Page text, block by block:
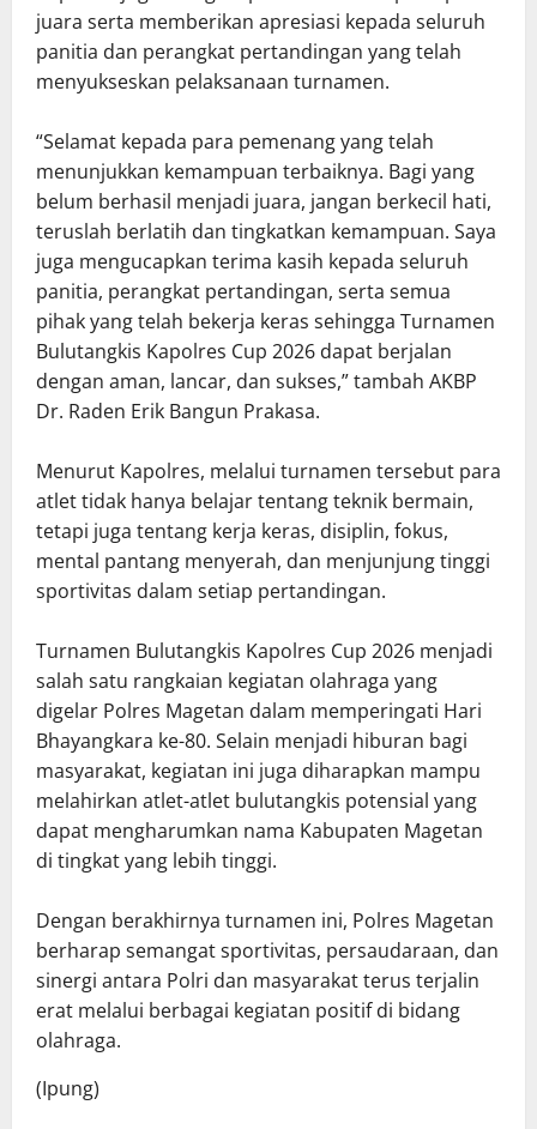
juara serta memberikan apresiasi kepada seluruh
panitia dan perangkat pertandingan yang telah
menyukseskan pelaksanaan turnamen.
“Selamat kepada para pemenang yang telah
menunjukkan kemampuan terbaiknya. Bagi yang
belum berhasil menjadi juara, jangan berkecil hati,
teruslah berlatih dan tingkatkan kemampuan. Saya
juga mengucapkan terima kasih kepada seluruh
panitia, perangkat pertandingan, serta semua
pihak yang telah bekerja keras sehingga Turnamen
Bulutangkis Kapolres Cup 2026 dapat berjalan
dengan aman, lancar, dan sukses,” tambah AKBP
Dr. Raden Erik Bangun Prakasa.
Menurut Kapolres, melalui turnamen tersebut para
atlet tidak hanya belajar tentang teknik bermain,
tetapi juga tentang kerja keras, disiplin, fokus,
mental pantang menyerah, dan menjunjung tinggi
sportivitas dalam setiap pertandingan.
Turnamen Bulutangkis Kapolres Cup 2026 menjadi
salah satu rangkaian kegiatan olahraga yang
digelar Polres Magetan dalam memperingati Hari
Bhayangkara ke-80. Selain menjadi hiburan bagi
masyarakat, kegiatan ini juga diharapkan mampu
melahirkan atlet-atlet bulutangkis potensial yang
dapat mengharumkan nama Kabupaten Magetan
di tingkat yang lebih tinggi.
Dengan berakhirnya turnamen ini, Polres Magetan
berharap semangat sportivitas, persaudaraan, dan
sinergi antara Polri dan masyarakat terus terjalin
erat melalui berbagai kegiatan positif di bidang
olahraga.
(Ipung)